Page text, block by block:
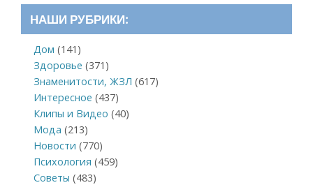
НАШИ РУБРИКИ:
Дом (141)
Здоровье (371)
Знаменитости, ЖЗЛ (617)
Интересное (437)
Клипы и Видео (40)
Мода (213)
Новости (770)
Психология (459)
Советы (483)